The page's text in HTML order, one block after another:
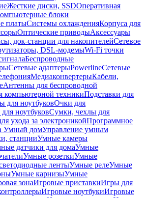
Жесткие диски, SSDОперативная
блоки
платыСистемы охлажденияКорпуса для
Оптические приводыАксессуары
док-станции для накопителейСетевое
DSL-модемыWi-Fi точки
Беспроводные
Сетевые адаптерыPowerlineСетевые
МедиаконвертерыКабели,
Антенны для беспроводной
компьютерной техникиПодставки для
для ноутбуковОчки для
ноутбуковСумки, чехлы для
ухода за электроникойПрограммное
Умный домУправление умным
станцииУмные камеры
датчики для домаУмные
Умные розеткиУмные
лентыУмные релеУмные
Умные карнизыУмные
зонаИгровые приставкиИгры для
Игровые ноутбукиИгровые